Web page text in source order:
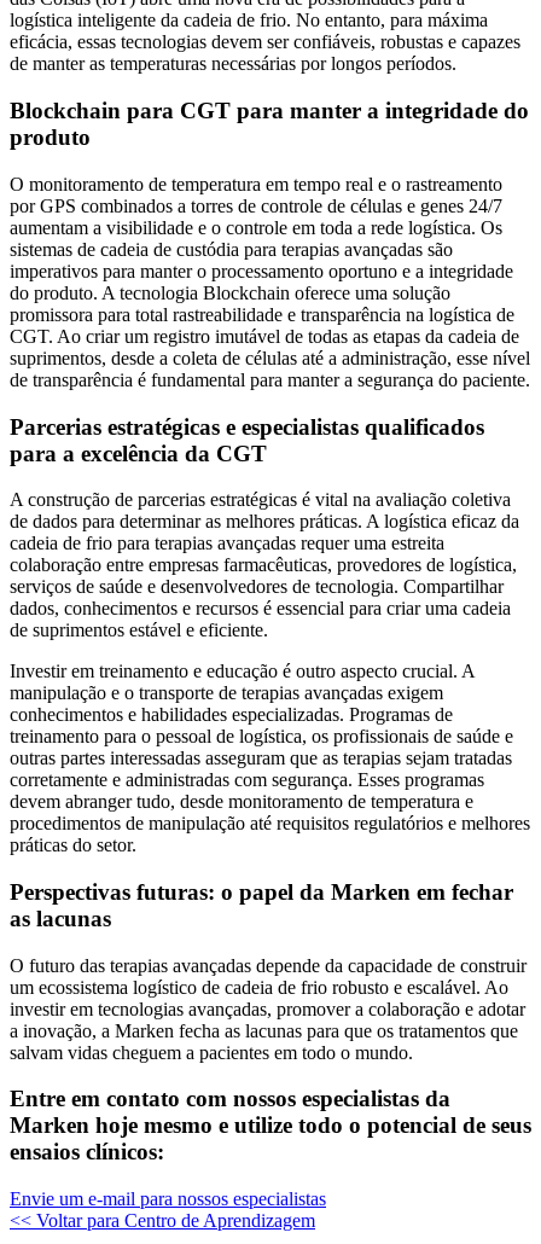
logística inteligente da cadeia de frio. No entanto, para máxima
eficácia, essas tecnologias devem ser confiáveis, robustas e capazes
de manter as temperaturas necessárias por longos períodos.
Blockchain para CGT para manter a integridade do
produto
O monitoramento de temperatura em tempo real e o rastreamento
por GPS combinados a torres de controle de células e genes 24/7
aumentam a visibilidade e o controle em toda a rede logística. Os
sistemas de cadeia de custódia para terapias avançadas são
imperativos para manter o processamento oportuno e a integridade
do produto. A tecnologia Blockchain oferece uma solução
promissora para total rastreabilidade e transparência na logística de
CGT. Ao criar um registro imutável de todas as etapas da cadeia de
suprimentos, desde a coleta de células até a administração, esse nível
de transparência é fundamental para manter a segurança do paciente.
Parcerias estratégicas e especialistas qualificados
para a excelência da CGT
A construção de parcerias estratégicas é vital na avaliação coletiva
de dados para determinar as melhores práticas. A logística eficaz da
cadeia de frio para terapias avançadas requer uma estreita
colaboração entre empresas farmacêuticas, provedores de logística,
serviços de saúde e desenvolvedores de tecnologia. Compartilhar
dados, conhecimentos e recursos é essencial para criar uma cadeia
de suprimentos estável e eficiente.
Investir em treinamento e educação é outro aspecto crucial. A
manipulação e o transporte de terapias avançadas exigem
conhecimentos e habilidades especializadas. Programas de
treinamento para o pessoal de logística, os profissionais de saúde e
outras partes interessadas asseguram que as terapias sejam tratadas
corretamente e administradas com segurança. Esses programas
devem abranger tudo, desde monitoramento de temperatura e
procedimentos de manipulação até requisitos regulatórios e melhores
práticas do setor.
Perspectivas futuras: o papel da Marken em fechar
as lacunas
O futuro das terapias avançadas depende da capacidade de construir
um ecossistema logístico de cadeia de frio robusto e escalável. Ao
investir em tecnologias avançadas, promover a colaboração e adotar
a inovação, a Marken fecha as lacunas para que os tratamentos que
salvam vidas cheguem a pacientes em todo o mundo.
Entre em contato com nossos especialistas da
Marken hoje mesmo e utilize todo o potencial de seus
ensaios clínicos:
Envie um e-mail para nossos especialistas
<< Voltar para Centro de Aprendizagem